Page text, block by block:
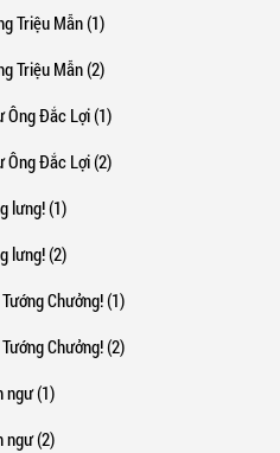
Triệu Mẫn (1)
Triệu Mẫn (2)
Ông Đắc Lợi (1)
Ông Đắc Lợi (2)
lưng! (1)
lưng! (2)
Chưởng! (1)
Chưởng! (2)
ngư (1)
ngư (2)